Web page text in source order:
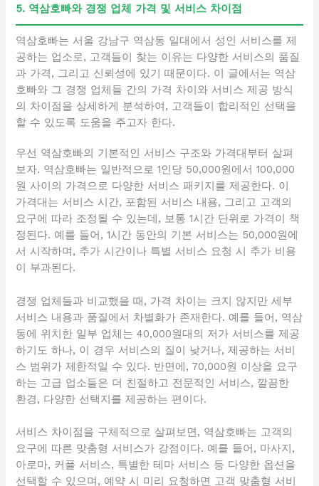
5. 역삼호빠와 경쟁 업체 가격 및 서비스 차이점
역삼호빠는 서울 강남구 역삼동 일대에서 성인 서비스를 제
공하는 업소로, 고객들이 찾는 이유는 다양한 서비스의 품질
과 가격, 그리고 신뢰성에 있기 때문이다. 이 글에서는 역삼
호빠와 그 경쟁 업체들 간의 가격 차이와 서비스 제공 방식
의 차이점을 상세하게 분석하여, 고객들이 합리적인 선택을
할 수 있도록 도움을 주고자 한다.
우선 역삼호빠의 기본적인 서비스 구조와 가격대부터 살펴
보자. 역삼호빠는 일반적으로 1인당 50,000원에서 100,000
원 사이의 가격으로 다양한 서비스 패키지를 제공한다. 이
가격대는 서비스 시간, 포함된 서비스 내용, 그리고 고객의
요구에 따라 조정될 수 있는데, 보통 1시간 단위로 가격이 책
정된다. 예를 들어, 1시간 동안의 기본 서비스는 50,000원에
서 시작하며, 추가 시간이나 특별 서비스 요청 시 추가 비용
이 부과된다.
경쟁 업체들과 비교했을 때, 가격 차이는 크지 않지만 세부
서비스 내용과 품질에서 차별화가 존재한다. 예를 들어, 역삼
동에 위치한 일부 업체는 40,000원대의 저가 서비스를 제공
하기도 하나, 이 경우 서비스의 질이 낮거나, 제공하는 서비
스 범위가 제한적일 수 있다. 반면에, 70,000원 이상을 요구
하는 고급 업소들은 더 친절하고 전문적인 서비스, 깔끔한
환경, 다양한 선택지를 제공하는 편이다.
서비스 차이점을 구체적으로 살펴보면, 역삼호빠는 고객의
요구에 따른 맞춤형 서비스가 강점이다. 예를 들어, 마사지,
아로마, 커플 서비스, 특별한 테마 서비스 등 다양한 옵션을
선택할 수 있으며, 예약 시 미리 요청하면 고객 맞춤형 서비